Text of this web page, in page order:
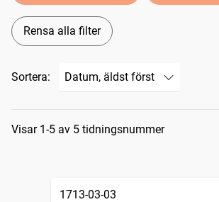
Rensa alla filter
Sortera:
Sökresultat
Visar 1-5 av 5 tidningsnummer
1713-03-03